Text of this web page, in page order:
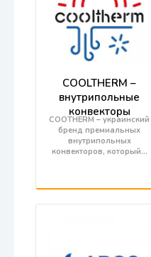
COOLTHERM –
внутрипольные
конвекторы
COOTHERM – украинский
бренд премиальных
внутрипольных
конвекторов, который…